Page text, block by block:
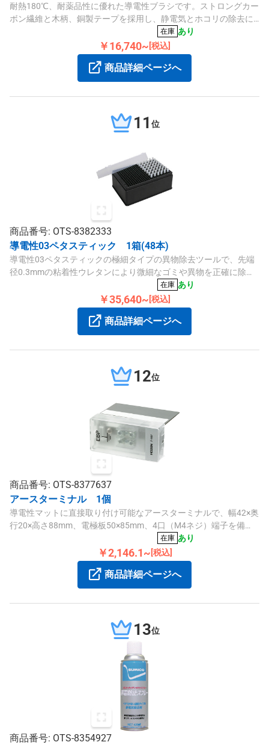
耐熱180℃、耐薬品性に優れた導電性ブラシです。ストロングカー
ボン繊維と木柄、銅製テープを採用し、静電気とホコリの除去に
在庫 あり
￥16,740~ [税込]
商品詳細ページへ
11 位
商品番号: OTS-8382333
導電性03ペタスティック 1箱(48本)
導電性03ペタスティックの極細タイプの異物除去ツールで、先端
径0.3mmの粘着性ウレタンにより微細なゴミや異物を正確に除去
在庫 あり
￥35,640~ [税込]
商品詳細ページへ
12位
商品番号: OTS-8377637
アースターミナル 1個
導電性マットに直接取り付け可能なアースターミナルで、幅42×奥
行20×高さ88mm、電極板50×85mm、4口（M4ネジ）端子を備
え、安全な静電気対策に対応しています。
在庫 あり
￥2,146.1~ [税込]
商品詳細ページへ
13位
商品番号: OTS-8354927